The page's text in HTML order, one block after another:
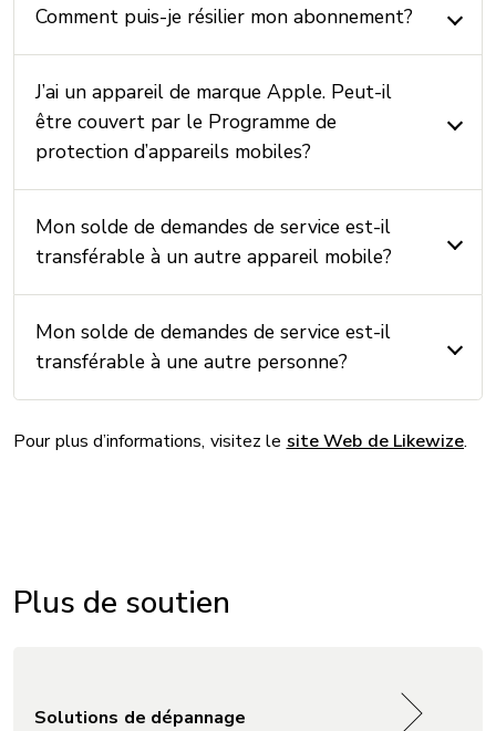
Comment puis-je résilier mon abonnement?
J’ai un appareil de marque Apple. Peut-il
être couvert par le Programme de
protection d’appareils mobiles?
Mon solde de demandes de service est-il
transférable à un autre appareil mobile?
Mon solde de demandes de service est-il
transférable à une autre personne?
Pour plus d’informations, visitez le site Web de Likewize.
Plus de soutien
Solutions de dépannage